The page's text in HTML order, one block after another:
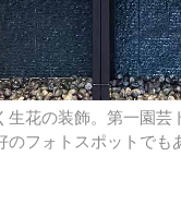
生花の装飾。第一園
のフォトスポットでも